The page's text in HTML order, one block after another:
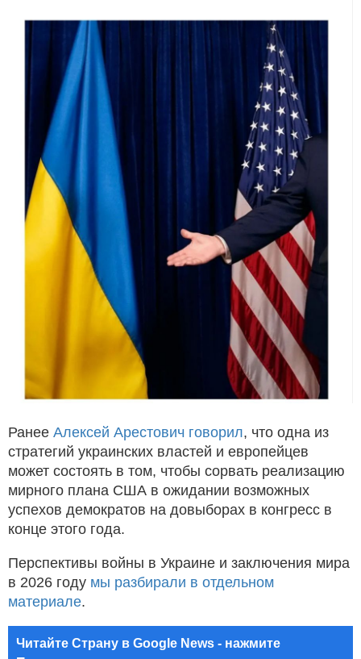
Ранее Алексей Арестович говорил, что одна из
стратегий украинских властей и европейцев
может состоять в том, чтобы сорвать реализацию
мирного плана США в ожидании возможных
успехов демократов на довыборах в конгресс в
конце этого года.
Перспективы войны в Украине и заключения мира
в 2026 году мы разбирали в отдельном
материале.
Читайте Страну в Google News - нажмите